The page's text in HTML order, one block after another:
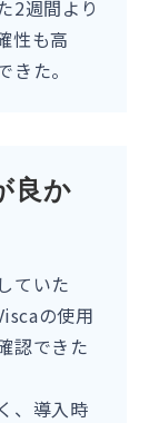
2週間より
性も高
た。
良か
ていた
の使用
認できた
、導入時